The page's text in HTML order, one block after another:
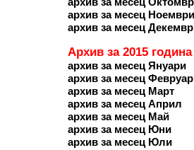
архив за месец Ноември
архив за месец
Архив за 2015 година
архив за месец Януари
архив за месец
архив за месец Март
архив за месец Април
архив за месец Май
архив за месец Юни
архив за месец Юли